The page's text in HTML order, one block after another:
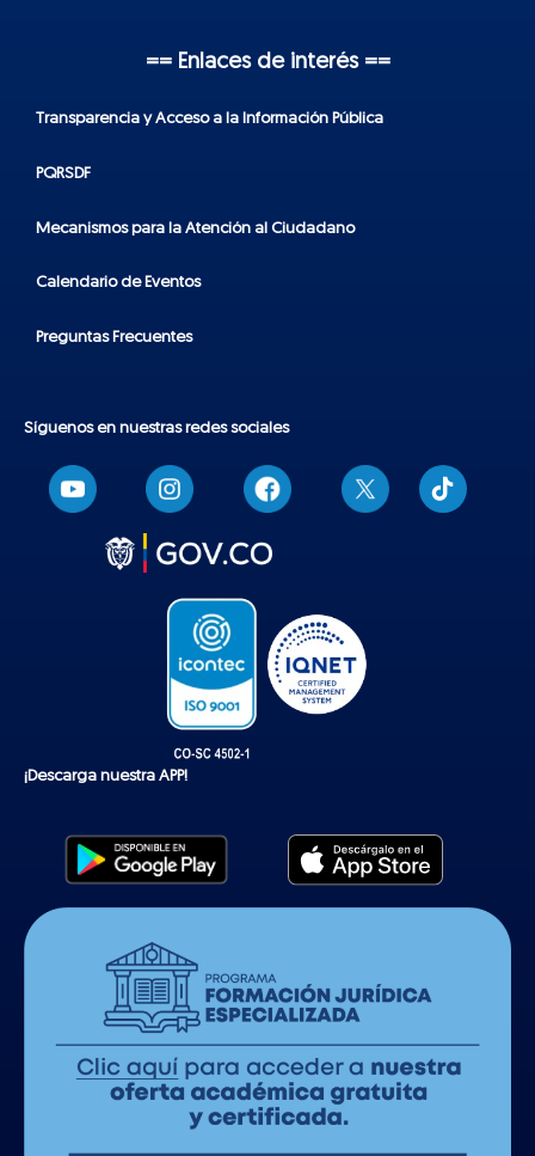
== Enlaces de interés ==
Transparencia y Acceso a la Información Pública
PQRSDF
Mecanismos para la Atención al Ciudadano
Calendario de Eventos
Preguntas Frecuentes
Síguenos en nuestras redes sociales
T
i
k
¡Descarga nuestra APP!